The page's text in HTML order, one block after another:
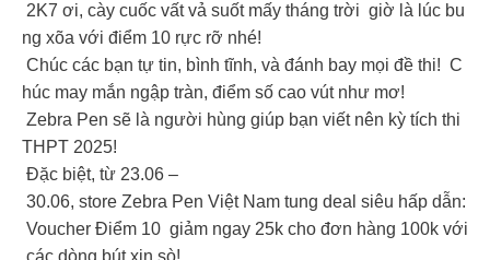
2K7 ơi, cày cuốc vất vả suốt mấy tháng trời giờ là lúc bu
ng xõa với điểm 10 rực rỡ nhé!
Chúc các bạn tự tin, bình tĩnh, và đánh bay mọi đề thi! C
húc may mắn ngập tràn, điểm số cao vút như mơ!
Zebra Pen sẽ là người hùng giúp bạn viết nên kỳ tích thi
THPT 2025!
Đặc biệt, từ 23.06 –
30.06, store Zebra Pen Việt Nam tung deal siêu hấp dẫn:
Voucher Điểm 10 giảm ngay 25k cho đơn hàng 100k với